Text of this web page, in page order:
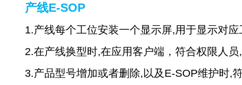
产线E-SOP
1.产线每个工位安装一个显示屏,用于显示对
2.在产线换型时,在应用客户端，符合权限人
3.产品型号增加或者删除,以及E-SOP维护时,